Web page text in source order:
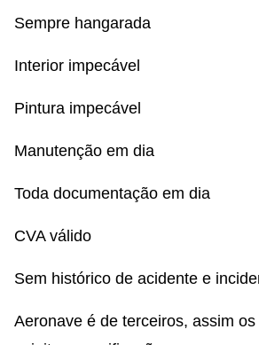
Sempre hangarada
Interior impecável
Pintura impecável
Manutenção em dia
Toda documentação em dia
CVA válido
Sem histórico de acidente e
Aeronave é de terceiros, assim